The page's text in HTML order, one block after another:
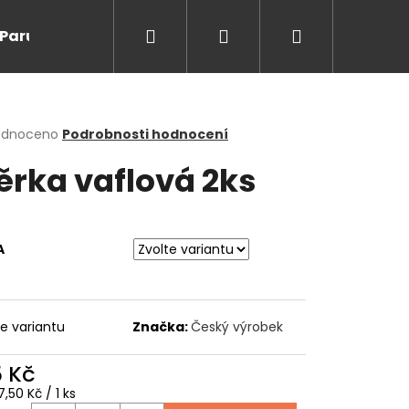
Paruky/kanekalon Doprodej Na cesty
Přihlášení
Podrobnosti hodnocení
vaflová 2ks
variantu Značka:Český výrobek
Kč
Kč / 1 ks
Následující